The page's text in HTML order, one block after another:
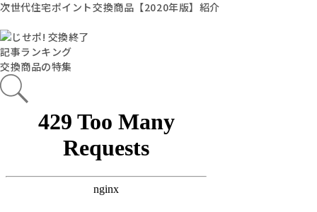
次世代住宅ポイント交換商品【2020年版】紹介
記事ランキング
交換商品の特集